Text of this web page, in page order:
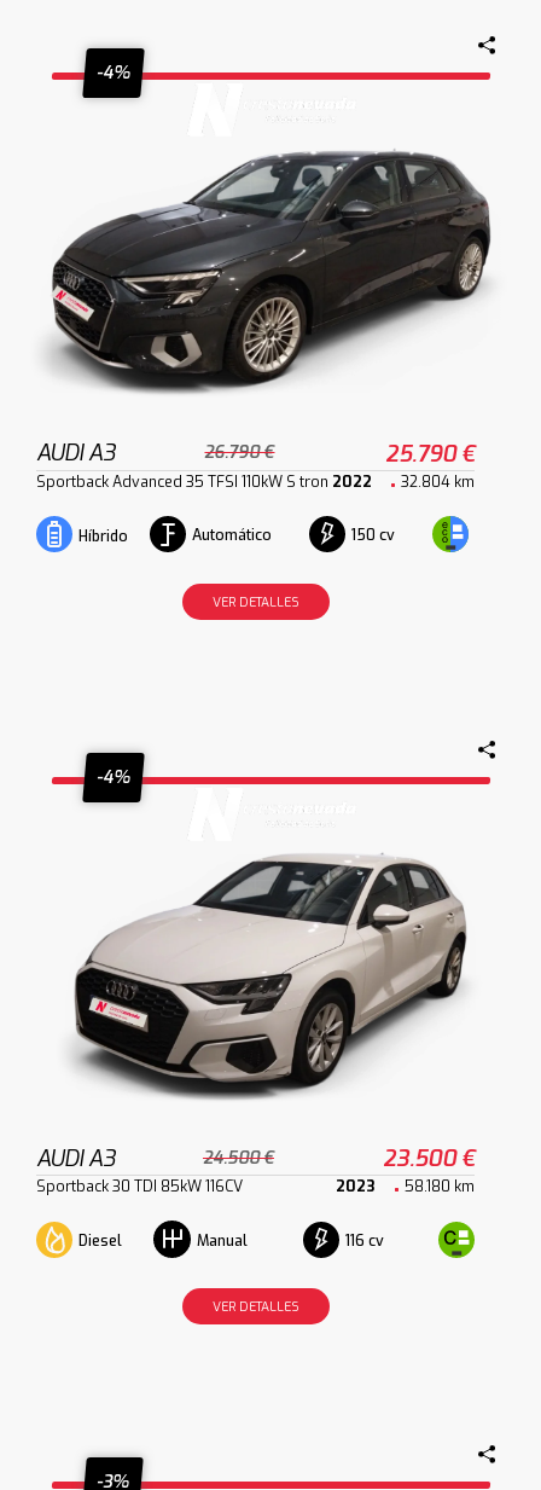
-4%
AUDI A3 26.790 € 25.790 €
Sportback Advanced 35 TFSI 110kW S tron 2022 32.804 km
Híbrido Automático 150 cv
VER DETALLES
-4%
AUDI A3 24.500 € 23.500 €
Sportback 30 TDI 85kW 116CV 2023 58.180 km
Diesel Manual 116 cv
VER DETALLES
-3%